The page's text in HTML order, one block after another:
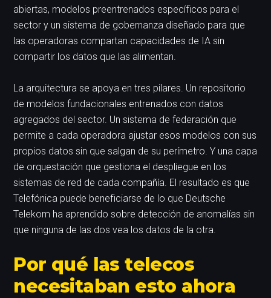
abiertas, modelos preentrenados específicos para el
sector y un sistema de gobernanza diseñado para que
las operadoras compartan capacidades de IA sin
compartir los datos que las alimentan.
La arquitectura se apoya en tres pilares. Un repositorio
de modelos fundacionales entrenados con datos
agregados del sector. Un sistema de federación que
permite a cada operadora ajustar esos modelos con sus
propios datos sin que salgan de su perímetro. Y una capa
de orquestación que gestiona el despliegue en los
sistemas de red de cada compañía. El resultado es que
Telefónica puede beneficiarse de lo que Deutsche
Telekom ha aprendido sobre detección de anomalías sin
que ninguna de las dos vea los datos de la otra.
Por qué las telecos
necesitaban esto ahora